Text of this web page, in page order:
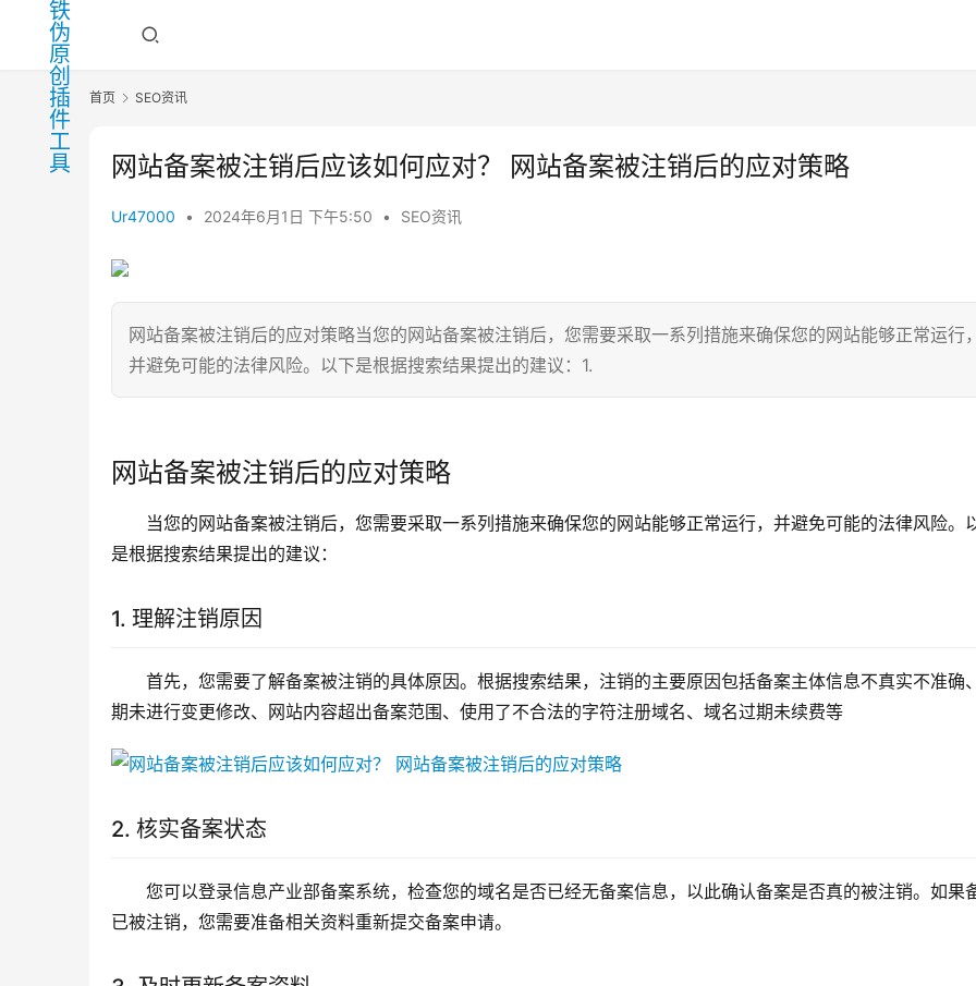
首页 SEO资讯
网站备案被注销后应该如何应对？ 网站备案被注销后的应对策略
Ur47000 • 2024年6月1日 下午5:50 • SEO资讯
网站备案被注销后的应对策略当您的网站备案被注销后，您需要采取一系列措施来确保您的网站能够正常运行，
并避免可能的法律风险。以下是根据搜索结果提出的建议：1.
网站备案被注销后的应对策略
当您的网站备案被注销后，您需要采取一系列措施来确保您的网站能够正常运行，并避免可能的法律风险。
是根据搜索结果提出的建议：
1. 理解注销原因
首先，您需要了解备案被注销的具体原因。根据搜索结果，注销的主要原因包括备案主体信息不真实不准确
期未进行变更修改、网站内容超出备案范围、使用了不合法的字符注册域名、域名过期未续费等
2. 核实备案状态
您可以登录信息产业部备案系统，检查您的域名是否已经无备案信息，以此确认备案是否真的被注销。如果
已被注销，您需要准备相关资料重新提交备案申请。